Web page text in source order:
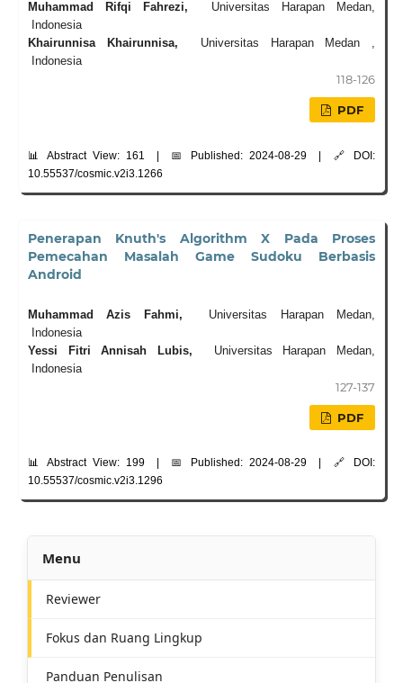
Muhammad Rifqi Fahrezi, Universitas Harapan Medan,
Indonesia
Khairunnisa Khairunnisa, Universitas Harapan Medan ,
Indonesia
118-126
PDF
📊 Abstract View: 161 | 📅 Published: 2024-08-29 | 🔗 DOI:
10.55537/cosmic.v2i3.1266
Penerapan Knuth's Algorithm X Pada Proses
Pemecahan Masalah Game Sudoku Berbasis
Android
Muhammad Azis Fahmi, Universitas Harapan Medan,
Indonesia
Yessi Fitri Annisah Lubis, Universitas Harapan Medan,
Indonesia
127-137
PDF
📊 Abstract View: 199 | 📅 Published: 2024-08-29 | 🔗 DOI:
10.55537/cosmic.v2i3.1296
Menu
Reviewer
Fokus dan Ruang Lingkup
Panduan Penulisan